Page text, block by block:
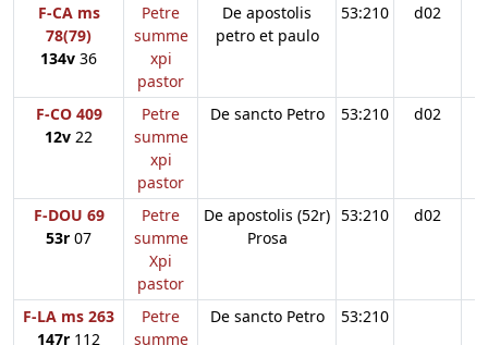
F-CA ms
78(79)
134v 36
Petre
summe
xpi
pastor
De apostolis
petro et paulo
53:210 d02
F-CO 409
12v 22
Petre
summe
xpi
pastor
De sancto Petro 53:210 d02
F-DOU 69
53r 07
Petre
summe
Xpi
pastor
De apostolis (52r)
Prosa
53:210 d02
F-LA ms 263
147r 112
Petre
summe
De sancto Petro 53:210